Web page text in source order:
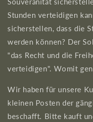
Stunden verteidigen
sicherstellen, dass die
werden können? Der
"das Recht und die
verteidigen". Womit
Wir haben für unsere
kleinen Posten der
beschafft. Bitte kauft